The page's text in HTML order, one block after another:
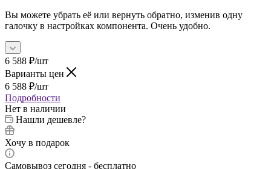
Вы можете убрать её или вернуть обратно, изменив одну
галочку в настройках компонента. Очень удобно.
6 588 ₽/шт
Варианты цен
6 588 ₽/шт
Подробности
Нет в наличии
Нашли дешевле?
Хочу в подарок
Самовывоз сегодня - бесплатно